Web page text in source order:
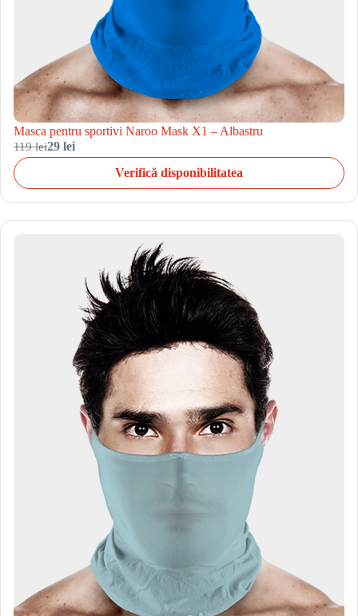
Masca pentru sportivi Naroo Mask X1 – Albastru
119 lei29 lei
Verifică disponibilitatea